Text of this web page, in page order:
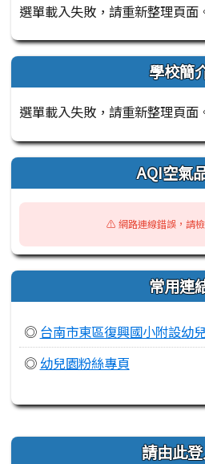
選單載入失敗，請重新整理頁面
學校簡
選單載入失敗，請重新整理頁面
AQI空氣
⚠️ 網路連線錯誤，請
常用連
◎ 台南市東區復興國小附設幼
◎ 幼兒園粉絲專頁
右邊區域內容 請由此